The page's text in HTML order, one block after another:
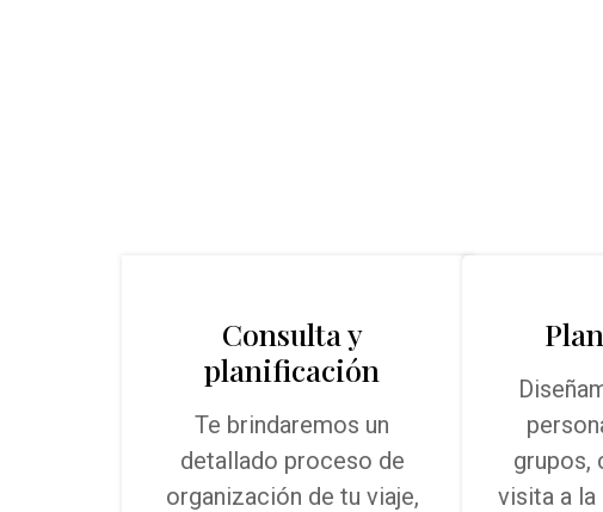
Consulta y
planificación
Te brindaremos un
detallado proceso de
organización de tu viaje,
grupos,
visita a la